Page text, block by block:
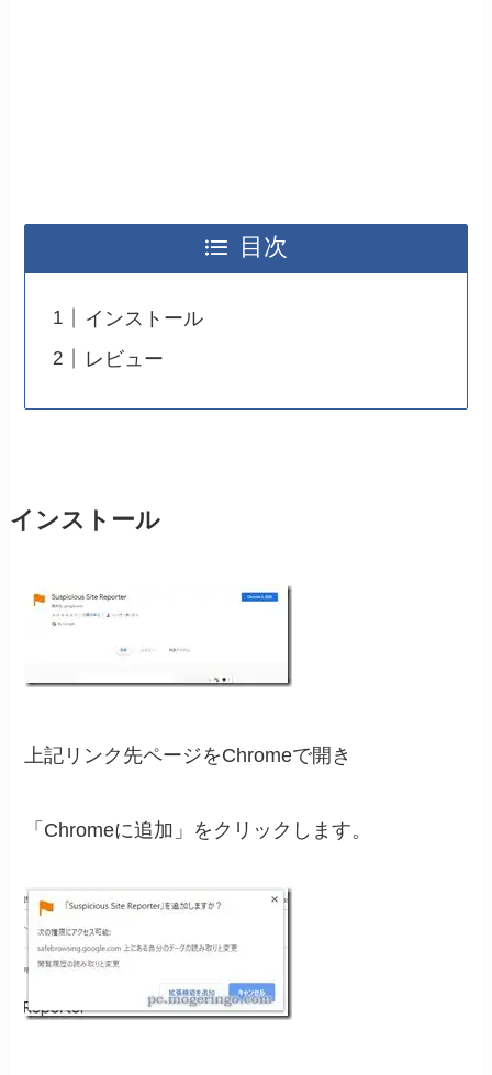
目次
インストール
レビュー
インストール
上記リンク先ページをChromeで開き
「Chromeに追加」をクリックします。